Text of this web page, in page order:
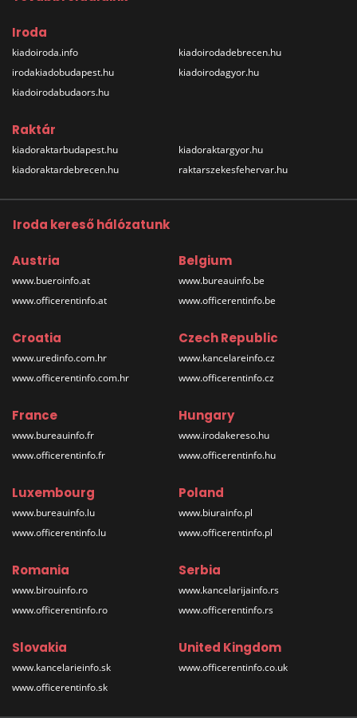
Iroda
kiadoiroda.info
irodakiadobudapest.hu
kiadoirodabudaors.hu
kiadoirodadebrecen.hu
kiadoirodagyor.hu
Raktár
kiadoraktarbudapest.hu
kiadoraktardebrecen.hu
kiadoraktargyor.hu
raktarszekesfehervar.hu
Iroda kereső hálózatunk
Austria
www.bueroinfo.at
www.officerentinfo.at
Belgium
www.bureauinfo.be
www.officerentinfo.be
Croatia
www.uredinfo.com.hr
www.officerentinfo.com.hr
Czech Republic
www.kancelareinfo.cz
www.officerentinfo.cz
France
www.bureauinfo.fr
www.officerentinfo.fr
Hungary
www.irodakereso.hu
www.officerentinfo.hu
Luxembourg
www.bureauinfo.lu
www.officerentinfo.lu
Poland
www.biurainfo.pl
www.officerentinfo.pl
Romania
www.birouinfo.ro
www.officerentinfo.ro
Serbia
www.kancelarijainfo.rs
www.officerentinfo.rs
Slovakia
www.kancelarieinfo.sk
www.officerentinfo.sk
United Kingdom
www.officerentinfo.co.uk